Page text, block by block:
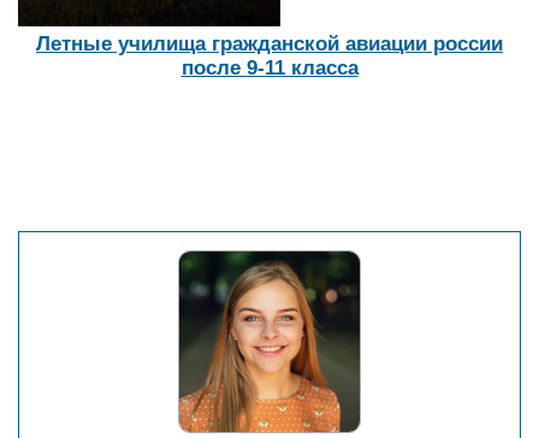
Летные училища гражданской авиации россии
после 9-11 класса